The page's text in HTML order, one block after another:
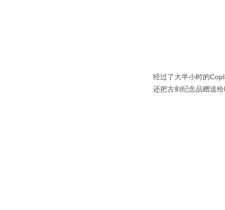
经过了大半小时的
还把古剑纪念品赠送